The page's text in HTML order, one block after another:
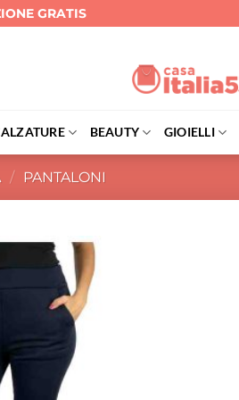
GRATIS
BEAUTY GIOIELLI
/ PANTALONI